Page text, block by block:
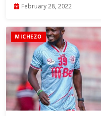
February 28, 2022
MICHEZO